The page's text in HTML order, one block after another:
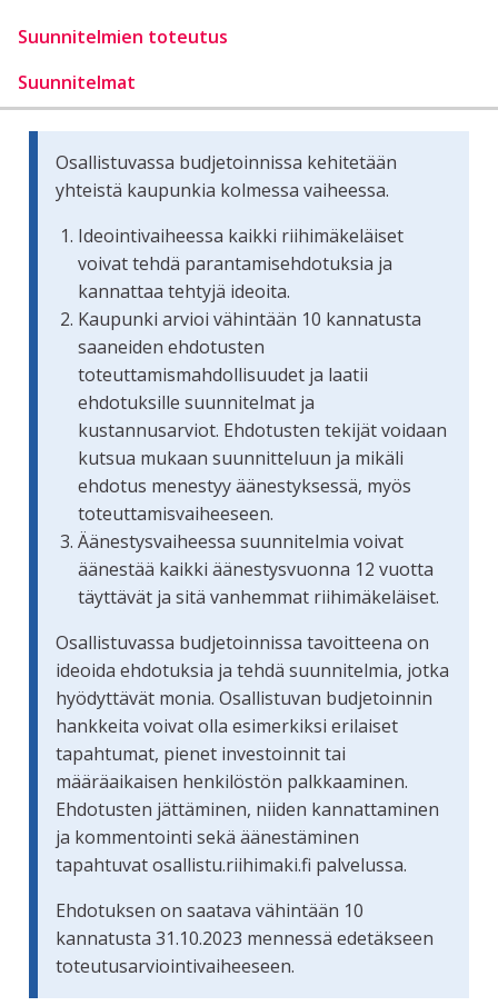
Suunnitelmien toteutus
Suunnitelmat
Osallistuvassa budjetoinnissa kehitetään
yhteistä kaupunkia kolmessa vaiheessa.
Ideointivaiheessa kaikki riihimäkeläiset
voivat tehdä parantamisehdotuksia ja
kannattaa tehtyjä ideoita.
Kaupunki arvioi vähintään 10 kannatusta
saaneiden ehdotusten
toteuttamismahdollisuudet ja laatii
ehdotuksille suunnitelmat ja
kustannusarviot. Ehdotusten tekijät voidaan
kutsua mukaan suunnitteluun ja mikäli
ehdotus menestyy äänestyksessä, myös
toteuttamisvaiheeseen.
Äänestysvaiheessa suunnitelmia voivat
äänestää kaikki äänestysvuonna 12 vuotta
täyttävät ja sitä vanhemmat riihimäkeläiset.
Osallistuvassa budjetoinnissa tavoitteena on
ideoida ehdotuksia ja tehdä suunnitelmia, jotka
hyödyttävät monia. Osallistuvan budjetoinnin
hankkeita voivat olla esimerkiksi erilaiset
tapahtumat, pienet investoinnit tai
määräaikaisen henkilöstön palkkaaminen.
Ehdotusten jättäminen, niiden kannattaminen
ja kommentointi sekä äänestäminen
tapahtuvat osallistu.riihimaki.fi palvelussa.
Ehdotuksen on saatava vähintään 10
kannatusta 31.10.2023 mennessä edetäkseen
toteutusarviointivaiheeseen.